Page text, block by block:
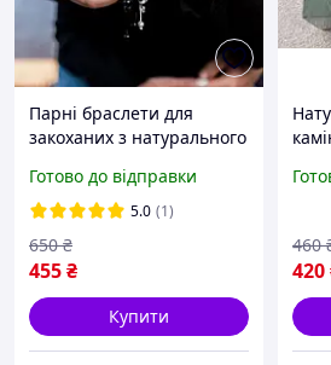
Парні браслети для
закоханих з натурального
Готово до відправки
5.0 (1)
455₴
650 ₴
Купити
420
460